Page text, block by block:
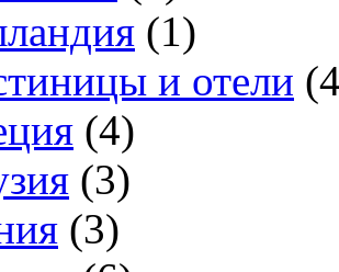
(1)
и отели
(4)
(3)
(3)